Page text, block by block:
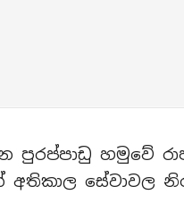
පුරප්පාඩු හමුවේ
අතිකාල සේවාවල